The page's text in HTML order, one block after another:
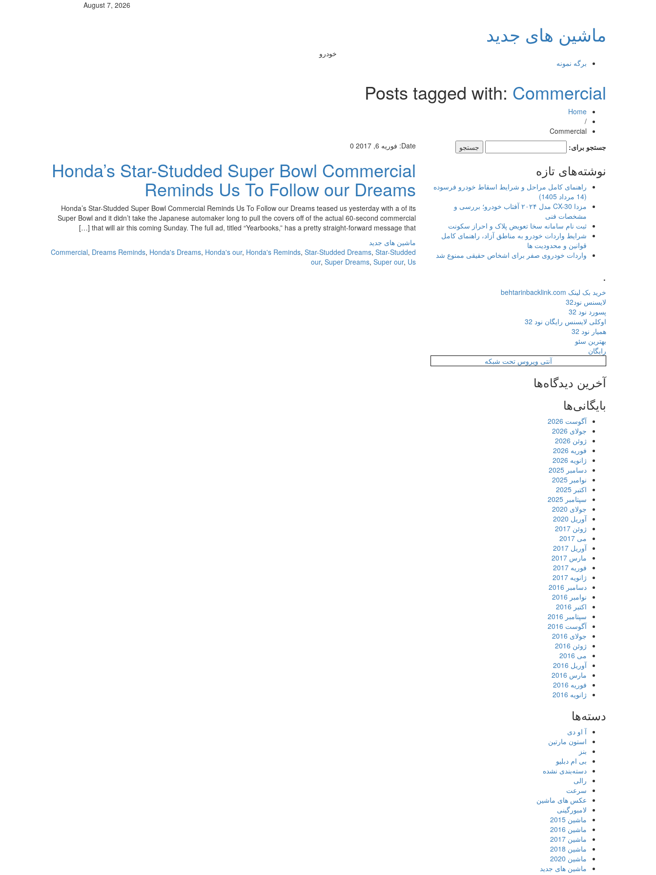
August 7, 2026
ماشین های جدید
خودرو
برگه نمونه
Posts tagged with: Commercial
Home
/
Commercial
Date: فوریه 6, 2017 0
Honda’s Star-Studded Super Bowl Commercial
Reminds Us To Follow our Dreams
Honda’s Star-Studded Super Bowl Commercial Reminds Us To Follow our Dreams teased us yesterday with a of its
Super Bowl and it didn’t take the Japanese automaker long to pull the covers off of the actual 60-second commercial
that will air this coming Sunday. The full ad, titled “Yearbooks,” has a pretty straight-forward message that […]
ماشین های جدید
Commercial, Dreams Reminds, Honda's Dreams, Honda's our, Honda's Reminds, Star-Studded Dreams, Star-Studded
our, Super Dreams, Super our, Us
جستجو برای:
نوشته‌های تازه
راهنمای کامل مراحل و شرایط اسقاط خودرو فرسوده
(14 مرداد 1405)
مزدا CX-30 مدل ۲۰۲۴ آفتاب خودرو؛ بررسی و
مشخصات فنی
ثبت نام سامانه سخا تعویض پلاک و احراز سکونت
شرایط واردات خودرو به مناطق آزاد، راهنمای کامل
قوانین و محدودیت ها
واردات خودروی صفر برای اشخاص حقیقی ممنوع شد
.
خرید بک لینک behtarinbacklink.com
لایسنس نود32
پسورد نود 32
اوکلی لایسنس رایگان نود 32
همیار نود 32
بهترین سئو
رایگان
آنتی ویروس تحت شبکه
آخرین دیدگاه‌ها
بایگانی‌ها
آگوست 2026
جولای 2026
ژوئن 2026
فوریه 2026
ژانویه 2026
دسامبر 2025
نوامبر 2025
اکتبر 2025
سپتامبر 2025
جولای 2020
آوریل 2020
ژوئن 2017
می 2017
آوریل 2017
مارس 2017
فوریه 2017
ژانویه 2017
دسامبر 2016
نوامبر 2016
اکتبر 2016
سپتامبر 2016
آگوست 2016
جولای 2016
ژوئن 2016
می 2016
آوریل 2016
مارس 2016
فوریه 2016
ژانویه 2016
دسته‌ها
آ او دی
استون مارتین
بنز
بی ام دبلیو
دسته‌بندی نشده
رالی
سرعت
عکس های ماشین
لامبورگینی
ماشین 2015
ماشین 2016
ماشین 2017
ماشین 2018
ماشین 2020
ماشین های جدید